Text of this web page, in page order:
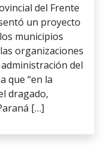
del Frente
un proyecto
municipios
organizaciones
del
que “en la
dragado,
[…]